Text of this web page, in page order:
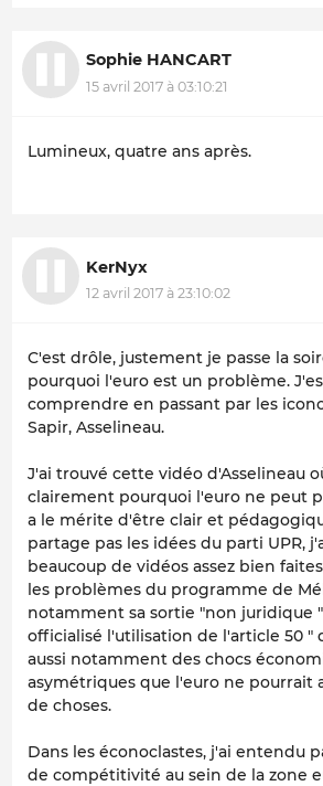
Sophie HANCART
15 avril 2017 à 03:10:21
Lumineux, quatre ans après.
KerNyx
12 avril 2017 à 23:10:02
C'est drôle, justement je passe la
pourquoi l'euro est un problème.
comprendre en passant par les
Sapir, Asselineau.
J'ai trouvé cette vidéo d'Asselineau
clairement pourquoi l'euro ne peut
a le mérite d'être clair et
partage pas les idées du parti UPR,
beaucoup de vidéos assez bien
les problèmes du programme de
notamment sa sortie "non juridique "
officialisé l'utilisation de l'article 50 "
aussi notamment des chocs
asymétriques que l'euro ne pourrait
de choses.
Dans les éconoclastes, j'ai entendu
de compétitivité au sein de la zone